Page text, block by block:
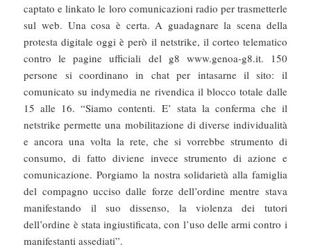
captato e linkato le loro comunicazioni radio per trasmetterle
sul web. Una cosa è certa. A guadagnare la scena della
protesta digitale oggi è però il netstrike, il corteo telematico
contro le pagine ufficiali del g8 www.genoa-g8.it. 150
persone si coordinano in chat per intasarne il sito: il
comunicato su indymedia ne rivendica il blocco totale dalle
15 alle 16. “Siamo contenti. E’ stata la conferma che il
netstrike permette una mobilitazione di diverse individualità
e ancora una volta la rete, che si vorrebbe strumento di
consumo, di fatto diviene invece strumento di azione e
comunicazione. Porgiamo la nostra solidarietà alla famiglia
del compagno ucciso dalle forze dell’ordine mentre stava
manifestando il suo dissenso, la violenza dei tutori
dell’ordine è stata ingiustificata, con l’uso delle armi contro i
manifestanti assediati”.